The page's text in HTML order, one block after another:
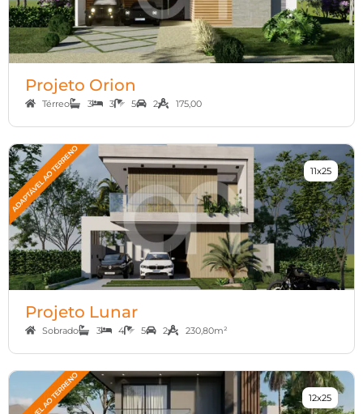
Projeto Orion
Térreo 3 3 5 2 175,00
11x25
Projeto Lunar
Sobrado 3 4 5 2 230,80m²
12x25